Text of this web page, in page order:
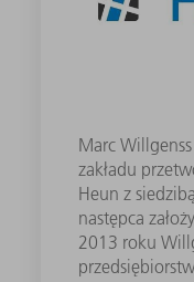
Marc
zakładu
Heun z
następca
2013 roku